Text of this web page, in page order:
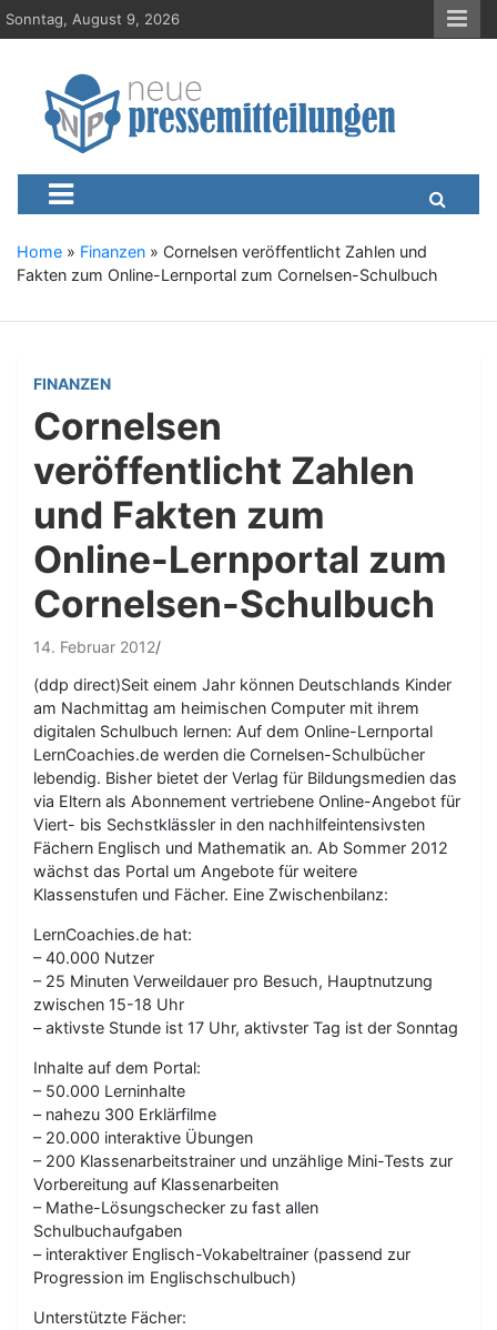
S
k
Sonntag, August 9, 2026
Neue-
Presseportal, Nachrichten, News, Meldungen, Wirtschaft
Home » Finanzen » Cornelsen veröffentlicht Zahlen und
Fakten zum Online-Lernportal zum Cornelsen-Schulbuch
FINANZEN
Cornelsen
veröffentlicht Zahlen
und Fakten zum
Online-Lernportal zum
Cornelsen-Schulbuch
14. Februar 2012
(ddp direct)Seit einem Jahr können Deutschlands Kinder
am Nachmittag am heimischen Computer mit ihrem
digitalen Schulbuch lernen: Auf dem Online-Lernportal
LernCoachies.de werden die Cornelsen-Schulbücher
lebendig. Bisher bietet der Verlag für Bildungsmedien das
via Eltern als Abonnement vertriebene Online-Angebot für
Viert- bis Sechstklässler in den nachhilfeintensivsten
Fächern Englisch und Mathematik an. Ab Sommer 2012
wächst das Portal um Angebote für weitere
Klassenstufen und Fächer. Eine Zwischenbilanz:
LernCoachies.de hat:
– 40.000 Nutzer
– 25 Minuten Verweildauer pro Besuch, Hauptnutzung
zwischen 15-18 Uhr
– aktivste Stunde ist 17 Uhr, aktivster Tag ist der Sonntag
Inhalte auf dem Portal:
– 50.000 Lerninhalte
– nahezu 300 Erklärfilme
– 20.000 interaktive Übungen
– 200 Klassenarbeitstrainer und unzählige Mini-Tests zur
Vorbereitung auf Klassenarbeiten
– Mathe-Lösungschecker zu fast allen
Schulbuchaufgaben
– interaktiver Englisch-Vokabeltrainer (passend zur
Progression im Englischschulbuch)
Unterstützte Fächer: